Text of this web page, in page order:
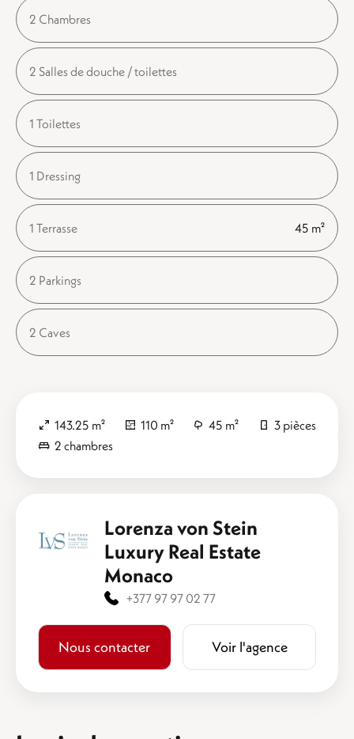
2 Chambres
2 Salles de douche / toilettes
1 Toilettes
1 Dressing
1 Terrasse 45 m²
2 Parkings
2 Caves
143.25 m² 110 m² 45 m²
3 pièces
2 chambres
Lorenza von Stein
Luxury Real Estate
Monaco
+377 97 97 02 77
Nous contacter Voir l'agence